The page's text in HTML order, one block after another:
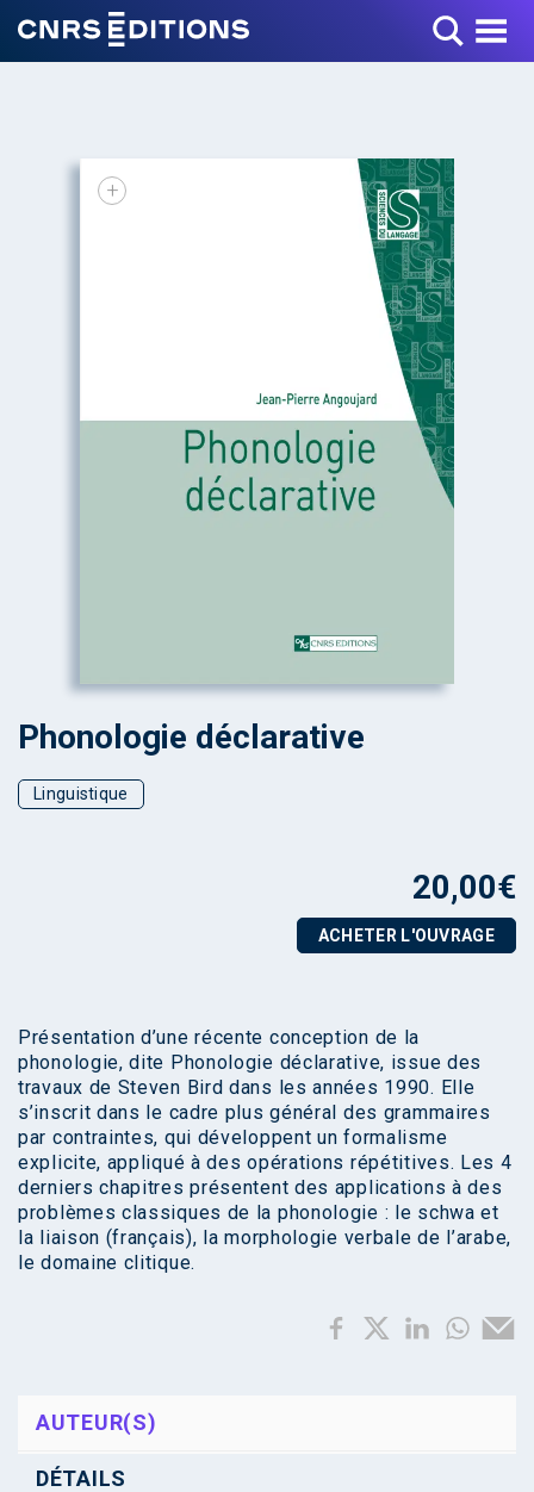
Toggle Menu
+
Phonologie déclarative
Linguistique
20,00€
ACHETER L'OUVRAGE
Présentation d’une récente conception de la
phonologie, dite Phonologie déclarative, issue des
travaux de Steven Bird dans les années 1990. Elle
s’inscrit dans le cadre plus général des grammaires
par contraintes, qui développent un formalisme
explicite, appliqué à des opérations répétitives. Les 4
derniers chapitres présentent des applications à des
problèmes classiques de la phonologie : le schwa et
la liaison (français), la morphologie verbale de l’arabe,
le domaine clitique.
AUTEUR(S)
DÉTAILS